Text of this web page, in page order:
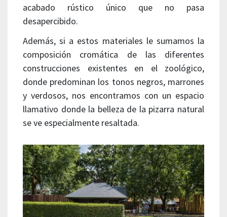
acabado rústico único que no pasa
desapercibido.
Además, si a estos materiales le sumamos la
composición cromática de las diferentes
construcciones existentes en el zoológico,
donde predominan los tonos negros, marrones
y verdosos, nos encontramos con un espacio
llamativo donde la belleza de la pizarra natural
se ve especialmente resaltada.